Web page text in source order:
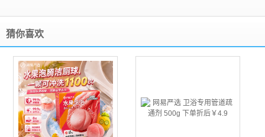
猜你喜欢